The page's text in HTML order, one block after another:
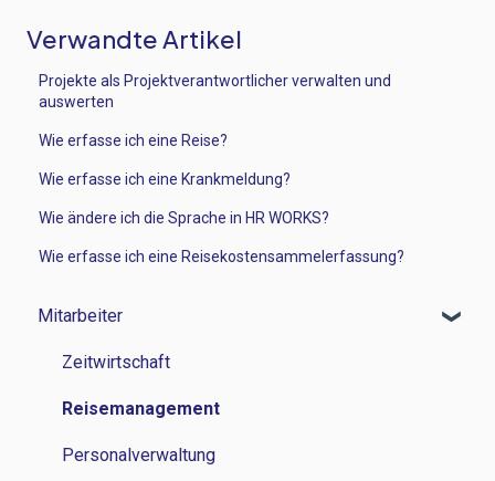
Verwandte Artikel
Projekte als Projektverantwortlicher verwalten und
auswerten
Wie erfasse ich eine Reise?
Wie erfasse ich eine Krankmeldung?
Wie ändere ich die Sprache in HR WORKS?
Wie erfasse ich eine Reisekostensammelerfassung?
Mitarbeiter
Zeitwirtschaft
Reisemanagement
Personalverwaltung